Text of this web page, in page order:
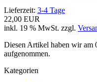
Lieferzeit: 3-4 Tage
22,00 EUR
inkl. 19 % MwSt. zzgl.
Diesen Artikel haben wir am
aufgenommen.
Kategorien